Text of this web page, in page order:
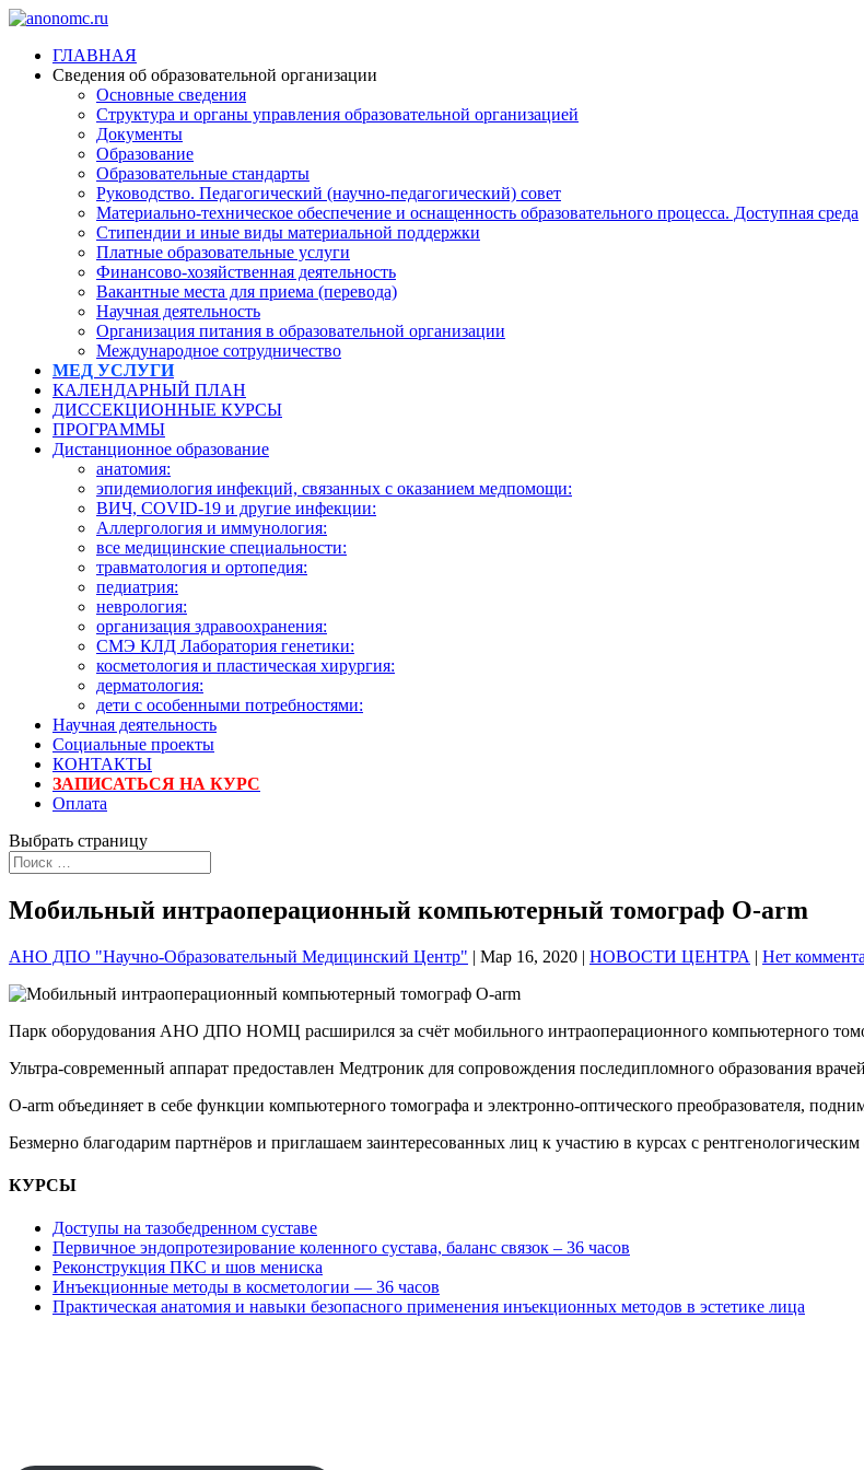
ГЛАВНАЯ
Сведения об образовательной организации
Основные сведения
Структура и органы управления образовательной организацией
Документы
Образование
Образовательные стандарты
Руководство. Педагогический (научно-педагогический) совет
Материально-техническое обеспечение и оснащенность образовательного процесса. Доступная среда
Стипендии и иные виды материальной поддержки
Платные образовательные услуги
Финансово-хозяйственная деятельность
Вакантные места для приема (перевода)
Научная деятельность
Организация питания в образовательной организации
Международное сотрудничество
МЕД УСЛУГИ
КАЛЕНДАРНЫЙ ПЛАН
ДИССЕКЦИОННЫЕ КУРСЫ
ПРОГРАММЫ
Дистанционное образование
анатомия:
эпидемиология инфекций, связанных с оказанием медпомощи:
ВИЧ, COVID-19 и другие инфекции:
Аллергология и иммунология:
все медицинские специальности:
травматология и ортопедия:
педиатрия:
неврология:
организация здравоохранения:
СМЭ КЛД Лаборатория генетики:
косметология и пластическая хирургия:
дерматология:
дети с особенными потребностями:
Научная деятельность
Социальные проекты
КОНТАКТЫ
ЗАПИСАТЬСЯ НА КУРС
Оплата
Выбрать страницу
Мобильный интраоперационный компьютерный томограф О-arm
АНО ДПО "Научно-Образовательный Медицинский Центр" | Мар 16, 2020 | НОВОСТИ ЦЕНТРА | Нет
Парк оборудования АНО ДПО НОМЦ расширился за счёт мобильного интраоперационного компьютерного
Ультра-современный аппарат предоставлен Медтроник для сопровождения последипломного образования
О-arm объединяет в себе функции компьютерного томографа и электронно-оптического преобразователя,
Безмерно благодарим партнёров и приглашаем заинтересованных лиц к участию в курсах с
КУРСЫ
Доступы на тазобедренном суставе
Первичное эндопротезирование коленного сустава, баланс связок – 36 часов
Реконструкция ПКС и шов мениска
Инъекционные методы в косметологии — 36 часов
Практическая анатомия и навыки безопасного применения инъекционных методов в эстетике лица